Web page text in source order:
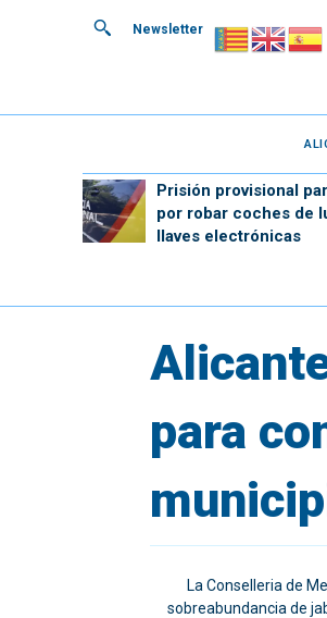
Newsletter
Prisión provisional
por robar coches de
llaves electrónicas
para
La Conselleria de
sobreabundancia de